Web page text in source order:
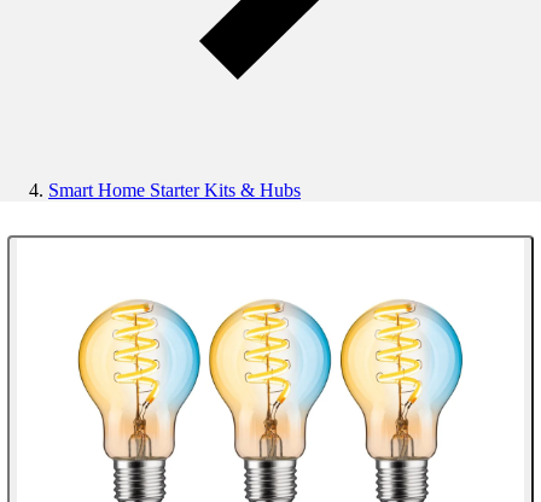
Smart Home Starter Kits & Hubs